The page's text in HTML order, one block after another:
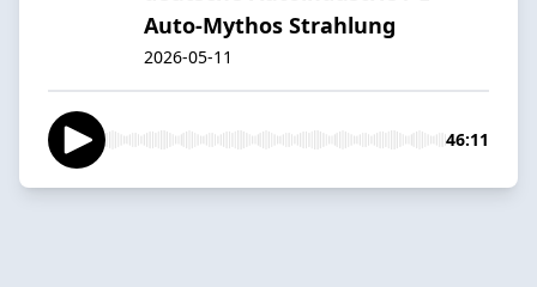
Auto-Mythos Strahlung
2026-05-11
46:11